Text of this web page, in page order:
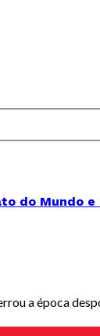
do Mundo
a época